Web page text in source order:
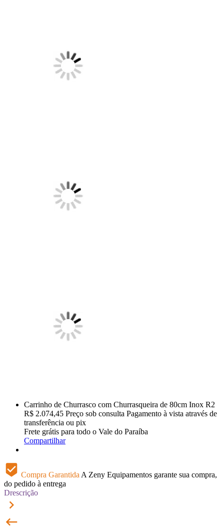
Carrinho de Churrasco com Churrasqueira de 80cm Inox R2
R$ 2.074,45 Preço sob consulta Pagamento à vista através de
transferência ou pix
Frete grátis para todo o Vale do Paraíba
Compartilhar
beenhere Compra Garantida A Zeny Equipamentos garante sua compra,
do pedido à entrega
Drescrição
keyboard_arrow_right
keyboard_backspace